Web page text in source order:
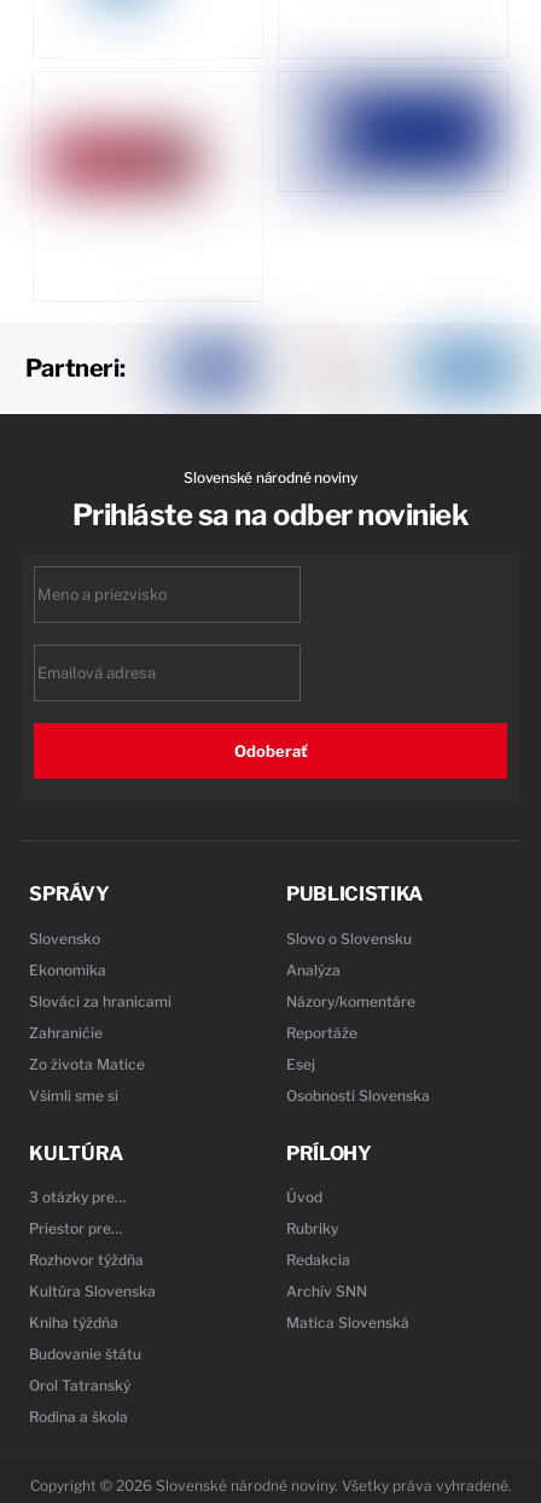
Partneri:
Slovenské národné noviny
Prihláste sa na odber noviniek
Odoberať
SPRÁVY
Slovensko
Ekonomika
Slováci za hranicami
Zahraničie
Zo života Matice
Všimli sme si
PUBLICISTIKA
Slovo o Slovensku
Analýza
Názory/komentáre
Reportáže
Esej
Osobnosti Slovenska
KULTÚRA
3 otázky pre…
Priestor pre…
Rozhovor týždňa
Kultúra Slovenska
Kniha týždňa
Budovanie štátu
Orol Tatranský
Rodina a škola
PRÍLOHY
Úvod
Rubriky
Redakcia
Archív SNN
Matica Slovenská
Copyright © 2026 Slovenské národné noviny. Všetky práva vyhradené.